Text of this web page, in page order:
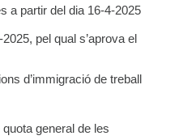
a partir del dia 16-4-2025
pel qual s’aprova el
d’immigració de treball
general de les